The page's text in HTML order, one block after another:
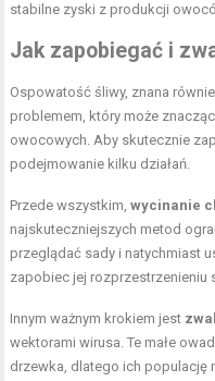
stabilne zyski z produkcji
Jak zapobiegać i
Ospowatość śliwy, znana
problemem, który może
owocowych. Aby skutecznie
podejmowanie kilku działań.
Przede wszystkim,wycinanie
najskuteczniejszych metod
przeglądać sady i natychmiast
zapobiec jej rozprzestrzenieniu
Innym ważnym krokiem jest
wektorami wirusa. Te małe
drzewka, dlatego ich populację